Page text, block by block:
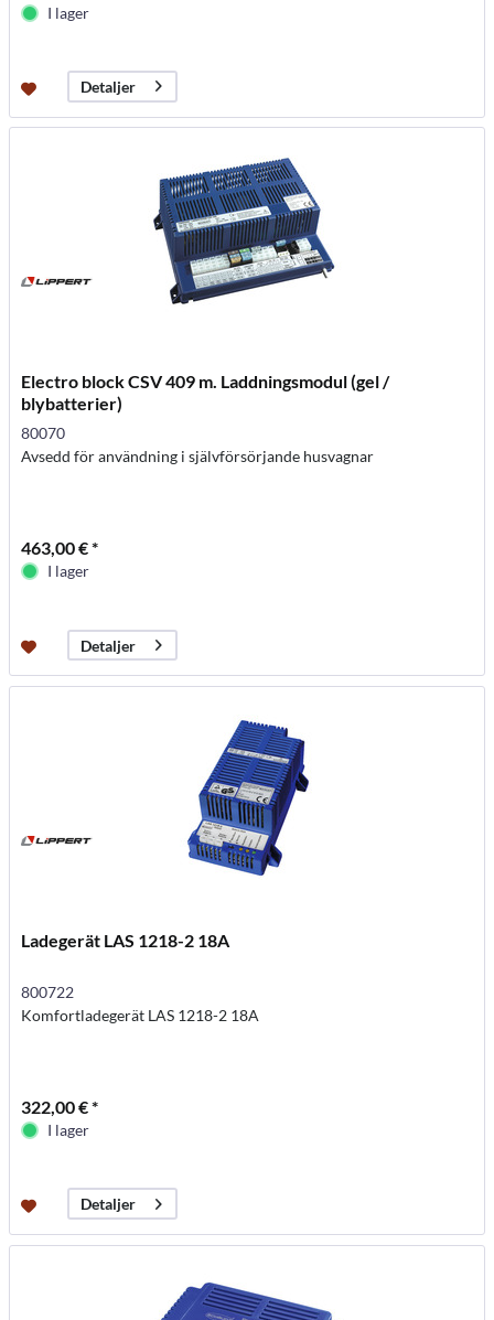
I lager
Detaljer
Electro block CSV 409 m. Laddningsmodul (gel /
blybatterier)
80070
Avsedd för användning i självförsörjande husvagnar
463,00 € *
I lager
Detaljer
Ladegerät LAS 1218-2 18A
800722
Komfortladegerät LAS 1218-2 18A
322,00 € *
I lager
Detaljer